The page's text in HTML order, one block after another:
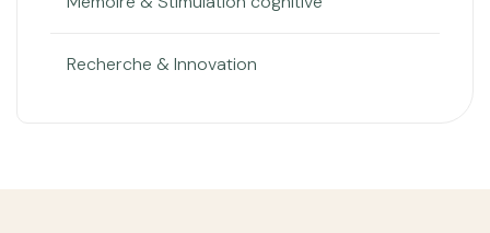
Recherche & Innovation